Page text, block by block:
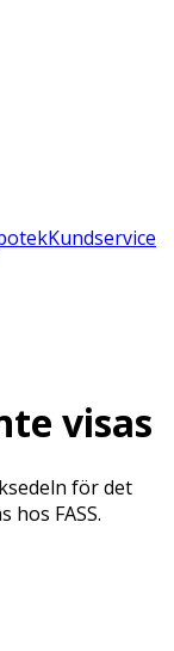
Kundservice
visas
för det
FASS.